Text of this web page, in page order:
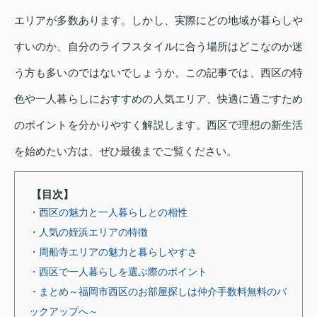
エリアが多数あります。しかし、実際にどの地域が暮らしや
すいのか、自分のライフスタイルに合う場所はどこなのか迷
う方も多いのではないでしょうか。この記事では、西区の特
色や一人暮らしにおすすめの人気エリア、快適に過ごすため
のポイントを分かりやすく解説します。西区で理想の新生活
を始めたい方は、ぜひ最後までご覧ください。
【目次】
・西区の魅力と一人暮らしとの相性
・人気の姪浜エリアの特徴
・周船寺エリアの魅力と暮らしやすさ
・西区で一人暮らしを選ぶ際のポイント
・まとめ～福岡市西区のお部屋探しは仲介手数料無料のバ
ックアップへ～